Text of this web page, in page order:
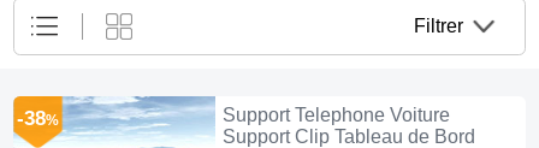
Filtrer
Support Telephone Voiture
Support Clip Tableau de Bord
-38%